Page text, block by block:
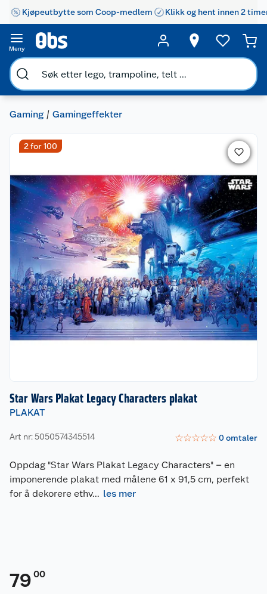
Kjøpeutbytte som Coop-medlem Klikk og hent innen 2
Meny
Gaming Gamingeffekter
2 for 100
Star Wars Plakat Legacy Characters plakat
PLAKAT
Art nr: 5050574345514 ☆☆☆☆☆ 0omtaler
Oppdag "Star Wars Plakat Legacy Characters" – en
imponerende plakat med målene 61 x 91,5 cm, perfekt
for å dekorere ethv... les mer
79 00